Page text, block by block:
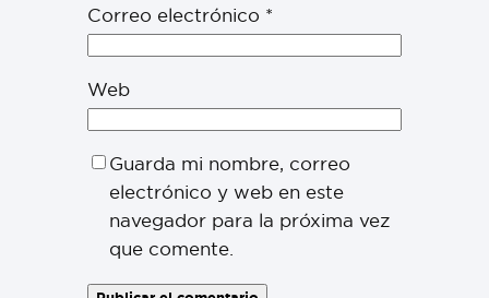
Correo electrónico *
Web
Guarda mi nombre, correo
electrónico y web en este
navegador para la próxima vez
que comente.